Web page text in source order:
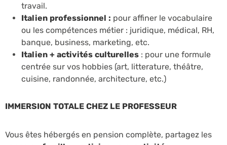
travail.
Italien professionnel : pour affiner le vocabulaire
ou les compétences métier : juridique, médical, RH,
banque, business, marketing, etc.
Italien + activités culturelles : pour une formule
centrée sur vos hobbies (art, litterature, théâtre,
cuisine, randonnée, architecture, etc.)
IMMERSION TOTALE CHEZ LE PROFESSEUR
Vous êtes hébergés en pension complète, partagez les